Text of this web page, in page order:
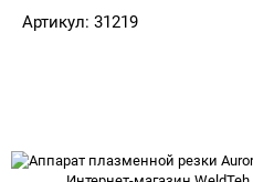
Артикул: 31219